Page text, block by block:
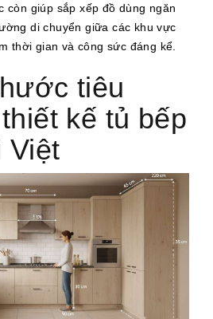
còn giúp sắp xếp đồ dùng ngăn
di chuyển giữa các khu vực
thời gian và công sức đáng kể.
tiêu
kế tủ bếp
Việt